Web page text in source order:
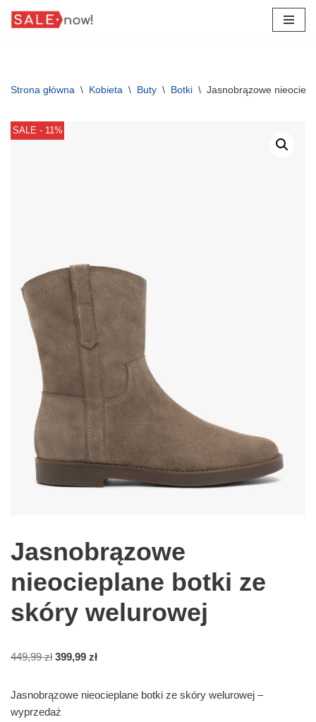
Strona główna \ Kobieta \ Buty \ Botki \ Jasnobrązowe
SALE - 11%
Jasnobrązowe
nieocieplane botki ze
skóry welurowej
449,99zł 399,99 zł
Jasnobrązowe nieocieplane botki ze skóry welurowej –
wyprzedaż